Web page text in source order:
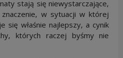
stają się niewystarczające,
w sytuacji w której
się właśnie najlepszy, a cynik
których raczej byśmy nie